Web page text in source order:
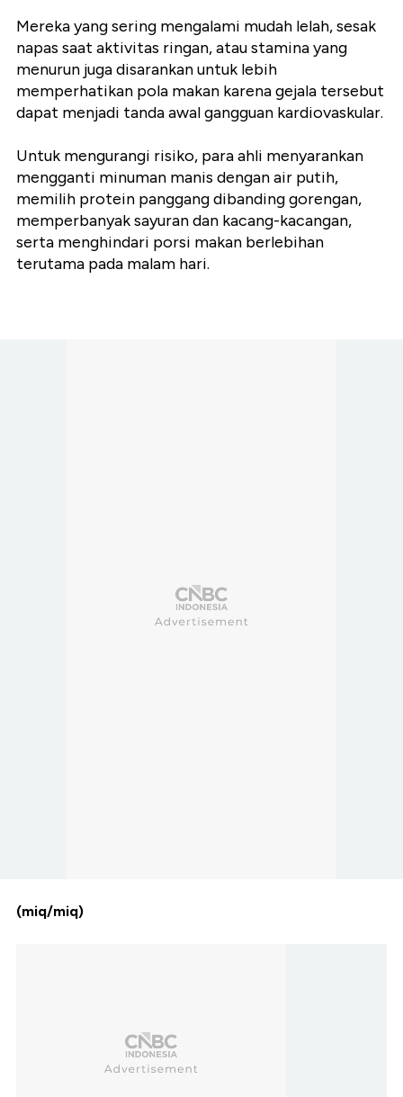
Mereka yang sering mengalami mudah lelah, sesak
napas saat aktivitas ringan, atau stamina yang
menurun juga disarankan untuk lebih
memperhatikan pola makan karena gejala tersebut
dapat menjadi tanda awal gangguan kardiovaskular.
Untuk mengurangi risiko, para ahli menyarankan
mengganti minuman manis dengan air putih,
memilih protein panggang dibanding gorengan,
memperbanyak sayuran dan kacang-kacangan,
serta menghindari porsi makan berlebihan
terutama pada malam hari.
(miq/miq)